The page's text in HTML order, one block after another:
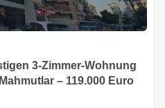
3-Zimmer-Wohnung
– 119.000 Euro